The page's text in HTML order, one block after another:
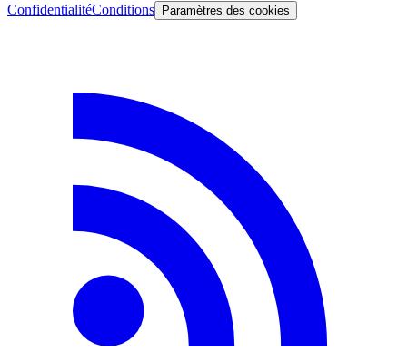
ConfidentialitéConditions Paramètres des cookies